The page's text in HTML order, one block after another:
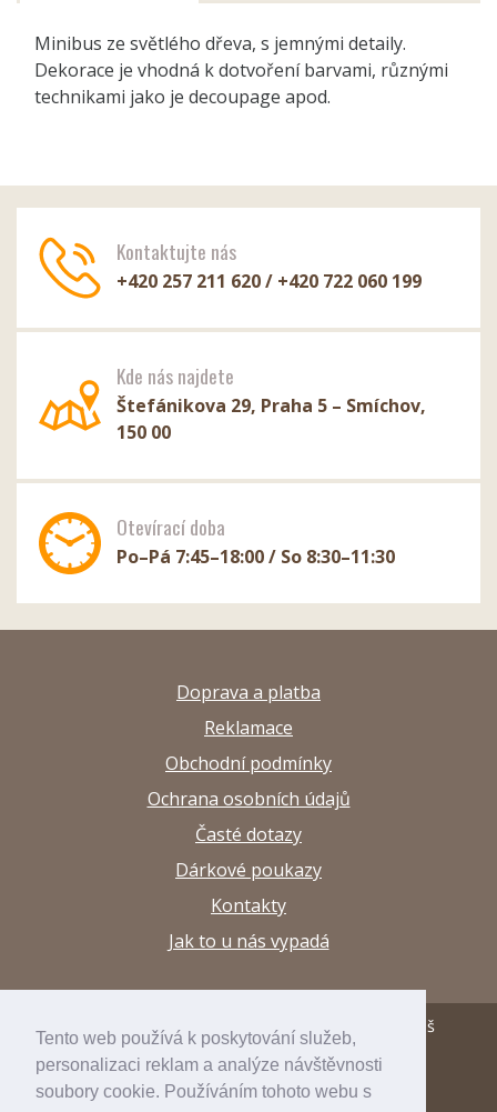
Tento web používá k poskytování služeb,
personalizaci reklam a analýze návštěvnosti
soubory cookie. Používáním tohoto webu s
Minibus ze světlého dřeva, s jemnými detaily.
Dekorace je vhodná k dotvoření barvami, různými
technikami jako je decoupage apod.
Kontaktujte nás
+420 257 211 620 / +420 722 060 199
Kde nás najdete
Štefánikova 29, Praha 5 – Smíchov,
150 00
Otevírací doba
Po–Pá 7:45–18:00 / So 8:30–11:30
Doprava a platba
Reklamace
Obchodní podmínky
Ochrana osobních údajů
Časté dotazy
Dárkové poukazy
Kontakty
Jak to u nás vypadá
© 2013–2026 Papírnictví a výtvarné potřeby Arttuš
developed byinspirum
internetový obchodinspishop